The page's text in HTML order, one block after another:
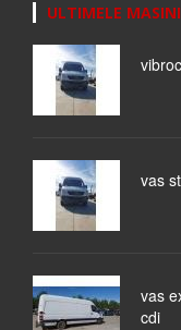
ULTIMELE
vas
vas
cdi